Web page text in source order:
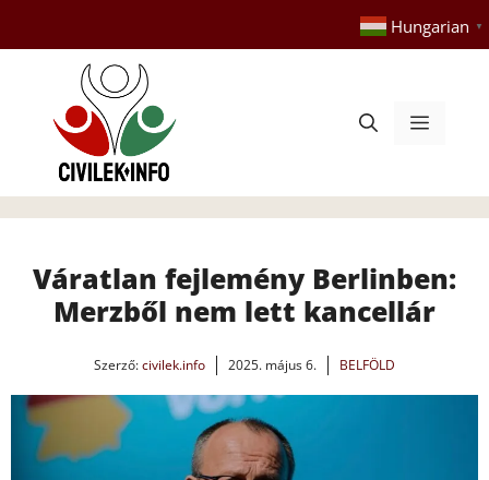
tartalomba
Hungarian ▼
Menü
Váratlan fejlemény Berlinben:
Merzből nem lett kancellár
Szerző:civilek.info 2025. május 6. BELFÖLD